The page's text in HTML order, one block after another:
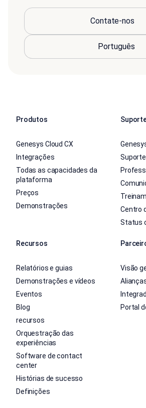
Contate-nos
Produtos
Genesys Cloud CX
Integrações
Todas as capacidades da
plataforma
Preços
Demonstrações
Centro
Status
Recursos
Relatórios e guias
Demonstrações e vídeos
Eventos
Blog
recursos
Orquestração das
experiências
Software de contact
center
Histórias de sucesso
Definições
Visão
Portal